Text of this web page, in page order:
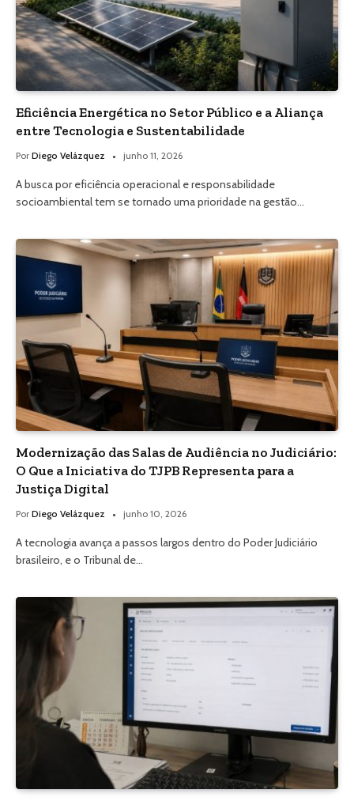
Eficiência Energética no Setor Público e a Aliança
entre Tecnologia e Sustentabilidade
Por Diego Velázquez junho 11, 2026
A busca por eficiência operacional e responsabilidade
socioambiental tem se tornado uma prioridade na gestão…
Modernização das Salas de Audiência no Judiciário:
O Que a Iniciativa do TJPB Representa para a
Justiça Digital
Por Diego Velázquez junho 10, 2026
A tecnologia avança a passos largos dentro do Poder Judiciário
brasileiro, e o Tribunal de…